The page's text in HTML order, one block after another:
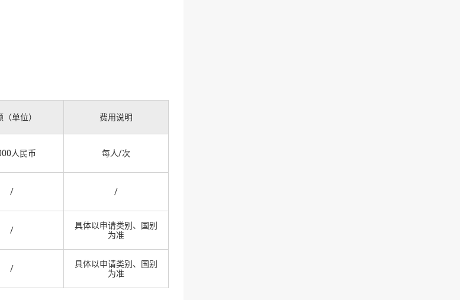
（单位） 费用说明
人民币 每人/次
/ /
/
具体以申请类别、国别
为准
/
具体以申请类别、国别
为准